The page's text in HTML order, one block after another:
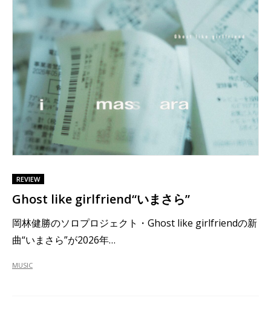
REVIEW
Ghost like girlfriend“いまさら”
岡林健勝のソロプロジェクト・Ghost like girlfriendの新
曲“いまさら”が2026年…
MUSIC